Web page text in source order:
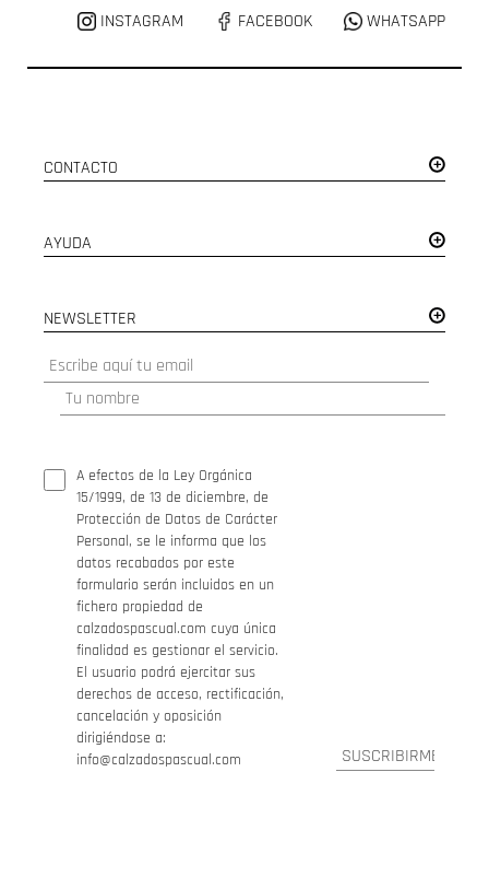
INSTAGRAM
FACEBOOK WHATSAPP
CONTACTO
AYUDA
NEWSLETTER
A efectos de la Ley Orgánica
15/1999, de 13 de diciembre, de
Protección de Datos de Carácter
Personal, se le informa que los
datos recabados por este
formulario serán incluidos en un
fichero propiedad de
calzadospascual.com cuya única
finalidad es gestionar el servicio.
El usuario podrá ejercitar sus
derechos de acceso, rectificación,
cancelación y oposición
dirigiéndose a:
info@calzadospascual.com